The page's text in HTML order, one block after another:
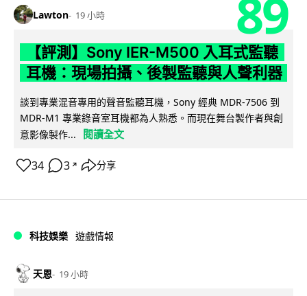
Lawton 19 小時 89
【評測】Sony IER-M500 入耳式監聽
耳機：現場拍攝、後製監聽與人聲利器
談到專業混音專用的聲音監聽耳機，Sony 經典 MDR-7506 到
MDR-M1 專業錄音室耳機都為人熟悉。而現在舞台製作者與創
意影像製作...
閱讀全文
34 3 ↗ 分享
科技娛樂 遊戲情報
天恩 19 小時